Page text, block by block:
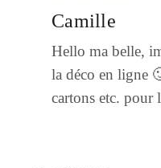
Camille
Hello ma belle,
la déco en ligne
cartons etc. pour